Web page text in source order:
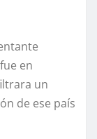
en
un
de ese país